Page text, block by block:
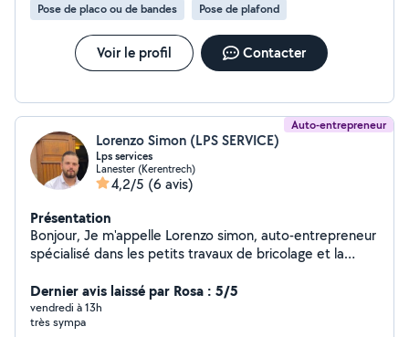
Pose de placo ou de bandes
Pose de plafond
Voir le profil Contacter
Auto-entrepreneur
Lorenzo Simon (LPS SERVICE)
Lps services
Lanester (Kerentrech)
4,2/5 (6 avis)
Présentation
Bonjour, Je m'appelle Lorenzo simon, auto-entrepreneur
spécialisé dans les petits travaux de bricolage et la
et sens du détail, je propose mes services pour vous
accompagner dans tous vos projets de rénovation
légère ou d'entretien de votre logement ou local
Dernier avis laissé par Rosa : 5/5
vendredi à 13h
très sympa